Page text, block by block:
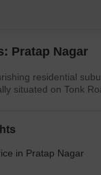
Pratap Nagar
residential
situated on Tonk
sought-after
of 11.2 square
residential areas.
in Pratap Nagar